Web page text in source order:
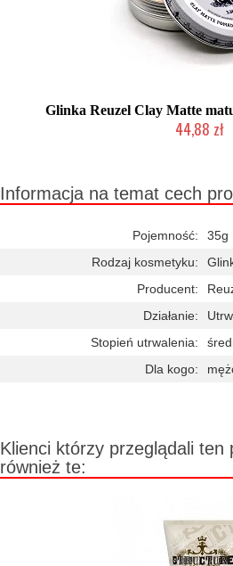
Glinka Reuzel Clay Matte
44,88 zł
Informacja na temat cech
Pojemność:
35g
Rodzaj kosmetyku:
Producent:
Działanie:
Stopień utrwalenia:
Dla kogo:
Klienci którzy przeglądali ten
również te: